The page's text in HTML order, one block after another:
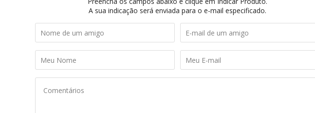
A sua indicação será enviada para o e-mail especificado.